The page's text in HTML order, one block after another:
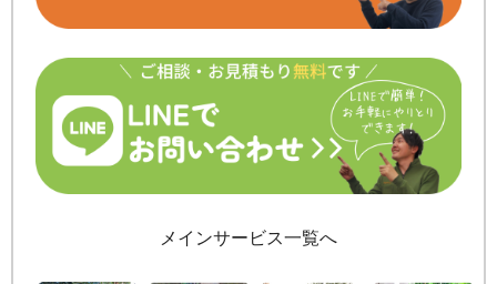
メインサービス一覧へ